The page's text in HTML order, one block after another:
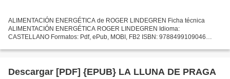
ALIMENTACIÓN ENERGÉTICA de ROGER LINDEGREN Ficha técnica
ALIMENTACIÓN ENERGÉTICA ROGER LINDEGREN Idioma:
CASTELLANO Formatos: Pdf, ePub, MOBI, FB2 ISBN: 9788499109046
para kindle....
Descargar [PDF] {EPUB} LA LLUNA DE PRAGA